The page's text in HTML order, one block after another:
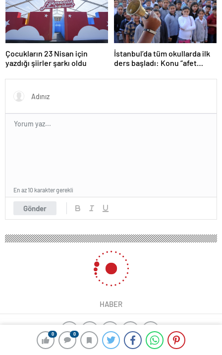
0 0
Çocukların 23 Nisan için
yazdığı şiirler şarkı oldu
İstanbul’da tüm okullarda ilk
ders başladı: Konu “afet
Gönder
En az 10 karakter gerekli
HABER
yangın algılama sistemleri ajax alarm